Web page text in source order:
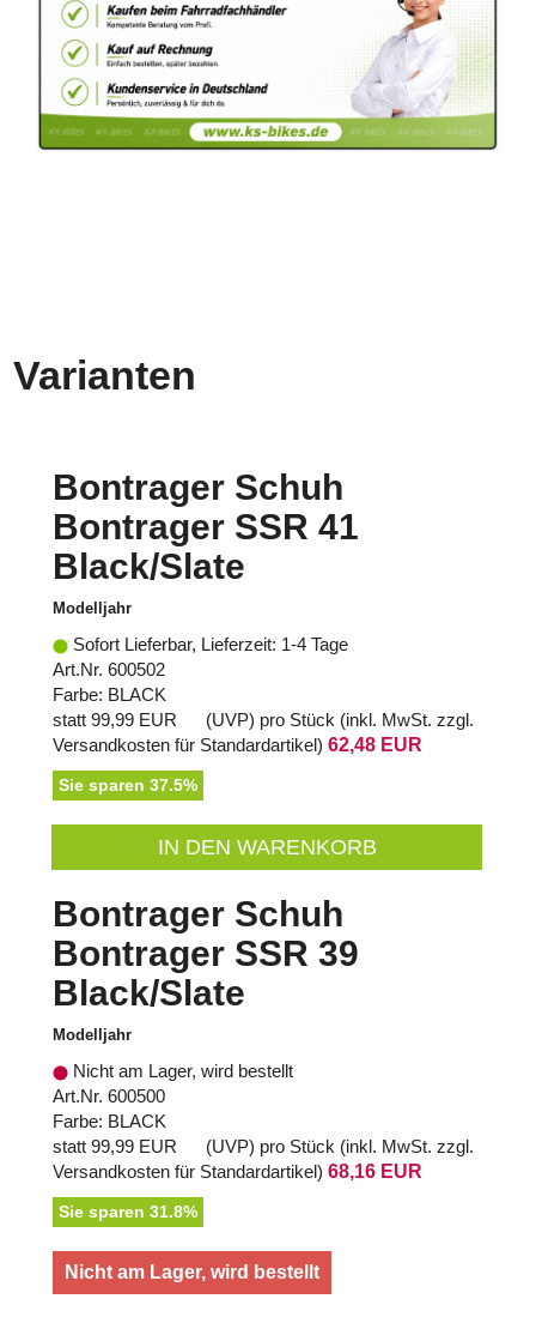
Varianten
Bontrager Schuh
Bontrager SSR 41
Black/Slate
Modelljahr
Sofort Lieferbar, Lieferzeit: 1-4 Tage
Art.Nr. 600502
Farbe: BLACK
statt 99,99 EUR (UVP) pro Stück (inkl. MwSt. zzgl.
Versandkosten für Standardartikel) 62,48 EUR
Sie sparen 37.5%
IN DEN WARENKORB
Bontrager Schuh
Bontrager SSR 39
Black/Slate
Modelljahr
Nicht am Lager, wird bestellt
Art.Nr. 600500
Farbe: BLACK
statt 99,99 EUR (UVP) pro Stück (inkl. MwSt. zzgl.
Versandkosten für Standardartikel) 68,16 EUR
Sie sparen 31.8%
Nicht am Lager, wird bestellt